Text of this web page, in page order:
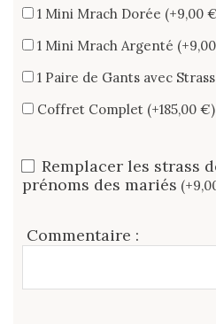
1 Mini Mrach Dorée (+9,00
1 Mini Mrach Argenté
1 Paire de Gants avec
Coffret Complet (+185,00 €)
Remplacer les strass
prénoms des mariés
Commentaire :